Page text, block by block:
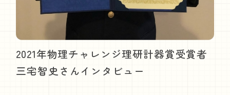
2021年物理チャレンジ理研計器賞受賞者
三宅智史さんインタビュー